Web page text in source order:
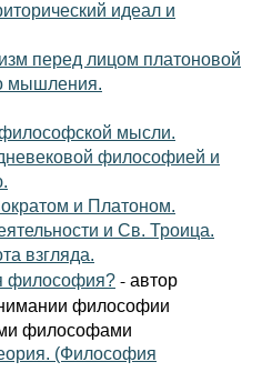
идеал и
перед лицом платоновой
мышления.
мысли.
философией и
и Платоном.
и Св. Троица.
взгляда.
философия? - автор
философии
философами
(Философия